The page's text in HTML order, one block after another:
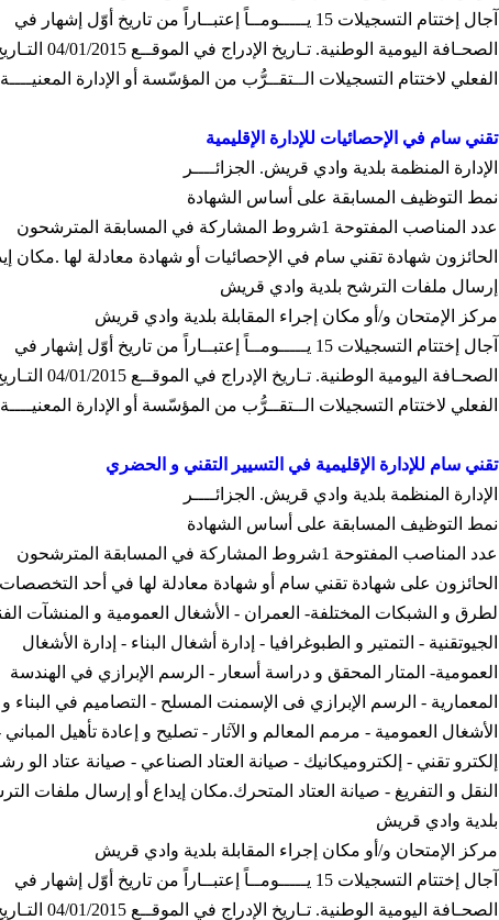
آجال إختتام التسجيلات 15 يـــــومــاً إعتبــاراً من تاريخ أوّل إشهار في
الصحـافة اليومية الوطنية. تـاريخ الإدراج في الموقــع 04/01/2015
الفعلي لاختتام التسجيلات الــتقــرُّب من المؤسّسة أو الإدارة المعنيــــة
تقني سام في الإحصائيات للإدارة الإقليمية
الإدارة المنظمة بلدية وادي قريش. الجزائــــر
نمط التوظيف المسابقة على أساس الشهادة
عدد المناصب المفتوحة 1شروط المشاركة في المسابقة المترشحون
الحائزون شهادة تقني سام في الإحصائيات أو شهادة معادلة لها .مكان
إرسال ملفات الترشح بلدية وادي قريش
مركز الإمتحان و/ أو مكان إجراء المقابلة بلدية وادي قريش
آجال إختتام التسجيلات 15 يـــــومــاً إعتبــاراً من تاريخ أوّل إشهار في
الصحـافة اليومية الوطنية. تـاريخ الإدراج في الموقــع 04/01/2015
الفعلي لاختتام التسجيلات الــتقــرُّب من المؤسّسة أو الإدارة المعنيــــة
تقني سام للإدارة الإقليمية في التسيير التقني و الحضري
الإدارة المنظمة بلدية وادي قريش. الجزائــــر
نمط التوظيف المسابقة على أساس الشهادة
عدد المناصب المفتوحة 1شروط المشاركة في المسابقة المترشحون
الحائزون على شهادة تقني سام أو شهادة معادلة لها في أحد التخصصات
لطرق و الشبكات المختلفة- العمران - الأشغال العمومية و المنشآت
الجيوتقنية - التمتير و الطبوغرافيا - إدارة أشغال البناء - إدارة الأشغال
العمومية- المتار المحقق و دراسة أسعار - الرسم الإبرازي في الهندسة
المعمارية - الرسم الإبرازي فى الإسمنت المسلح - التصاميم في البناء و
الأشغال العمومية - مرمم المعالم و الآثار - تصليح و إعادة تأهيل المباني
إلكترو تقني - إلكتروميكانيك - صيانة العتاد الصناعي - صيانة عتاد الو
النقل و التفريغ - صيانة العتاد المتحرك.مكان إيداع أو إرسال ملفات
بلدية وادي قريش
مركز الإمتحان و/ أو مكان إجراء المقابلة بلدية وادي قريش
آجال إختتام التسجيلات 15 يـــــومــاً إعتبــاراً من تاريخ أوّل إشهار في
الصحـافة اليومية الوطنية. تـاريخ الإدراج في الموقــع 04/01/2015